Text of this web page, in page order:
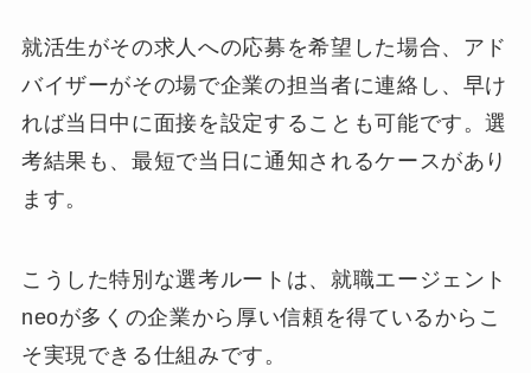
就活生がその求人への応募を希望した場合、アド
バイザーがその場で企業の担当者に連絡し、早け
れば当日中に面接を設定することも可能です。選
考結果も、最短で当日に通知されるケースがあり
ます。
こうした特別な選考ルートは、就職エージェント
neoが多くの企業から厚い信頼を得ているからこ
そ実現できる仕組みです。